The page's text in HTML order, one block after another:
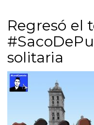
Regresó el
solitaria